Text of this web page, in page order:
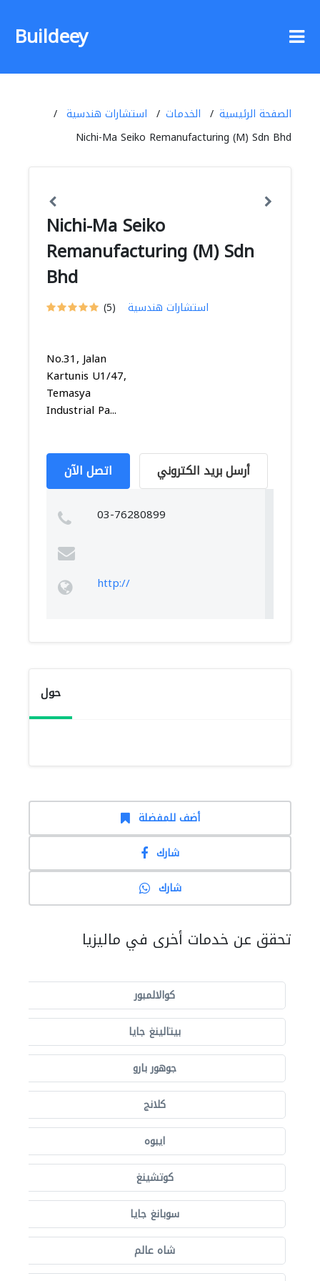
Buildeey
الصفحة الرئيسية الخدمات
استشارات هندسية
Nichi-Ma Seiko Remanufacturing (M) Sdn Bhd
Nichi-Ma Seiko
Remanufacturing (M) Sdn
Bhd
(5) استشارات هندسية
No.31, Jalan
Kartunis U1/47,
Temasya
Industrial Pa...
اتصل الآن أرسل بريد الكتروني
03-76280899
http://
حول
أضف للمفضلة
شارك
شارك
تحقق عن خدمات أخرى في ماليزيا
كوالالمبور
بيتالينغ جايا
جوهور بارو
كلانج
ايبوه
كوتشينغ
سوبانغ جايا
شاه عالم